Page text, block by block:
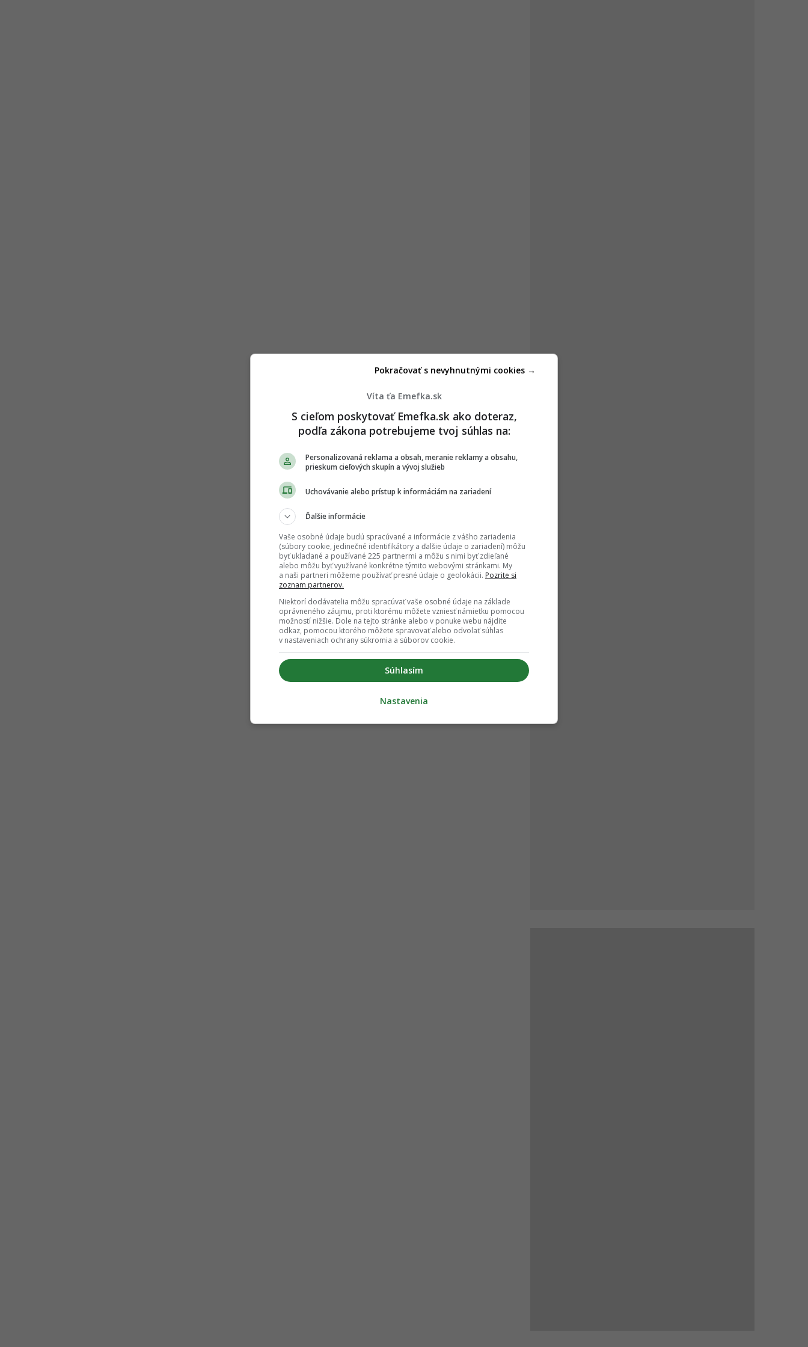
Víta ťa Emefka.sk
S cieľom poskytovať Emefka.sk ako doteraz,
podľa zákona potrebujeme tvoj súhlas na:
Personalizovaná reklama a obsah, meranie reklamy a obsahu,
prieskum cieľových skupín a vývoj služieb
Uchovávanie alebo prístup k informáciám na zariadení
Ďalšie informácie
Vaše osobné údaje budú spracúvané a informácie z vášho zariadenia
(súbory cookie, jedinečné identifikátory a ďalšie údaje o zariadení) môžu
byť ukladané a používané 225 partnermi a môžu s nimi byť zdieľané
alebo môžu byť využívané konkrétne týmito webovými stránkami. My
a naši partneri môžeme používať presné údaje o geolokácii. Pozrite si
zoznam partnerov.
Niektorí dodávatelia môžu spracúvať vaše osobné údaje na základe
oprávneného záujmu, proti ktorému môžete vzniesť námietku pomocou
možností nižšie. Dole na tejto stránke alebo v ponuke webu nájdite
odkaz, pomocou ktorého môžete spravovať alebo odvolať súhlas
v nastaveniach ochrany súkromia a súborov cookie.
Súhlasím
Pokračovať s nevyhnutnými cookies →
Nastavenia